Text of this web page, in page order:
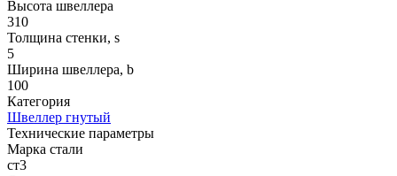
Высота швеллера
310
Толщина стенки, s
5
Ширина швеллера, b
100
Категория
Швеллер гнутый
Технические параметры
Марка стали
ст3